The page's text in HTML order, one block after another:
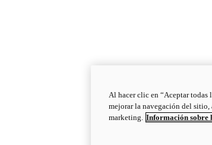
Al hacer clic en “Aceptar todas
mejorar la navegación del sitio,
marketing. Información sobre